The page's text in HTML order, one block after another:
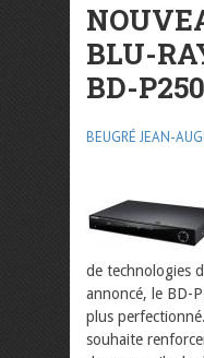
BLU-
BD-
BEUGRÉ JEAN-
de technologies
annoncé, le BD-
plus
souhaite